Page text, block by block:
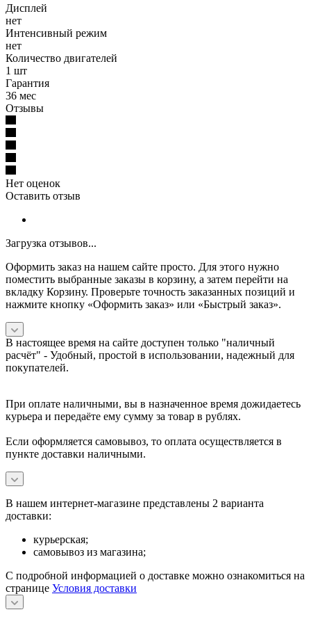
Дисплей
нет
Интенсивный режим
нет
Количество двигателей
1 шт
Гарантия
36 мес
Отзывы
Нет оценок
Оставить отзыв
Загрузка отзывов...
Оформить заказ на нашем сайте просто. Для этого нужно
поместить выбранные заказы в корзину, а затем перейти на
вкладку Корзину. Проверьте точность заказанных позиций и
нажмите кнопку «Оформить заказ» или «Быстрый заказ».
В настоящее время на сайте доступен только "наличный
расчёт" - Удобный, простой в использовании, надежный для
покупателей.
При оплате наличными, вы в назначенное время дожидаетесь
курьера и передаёте ему сумму за товар в рублях.
Если оформляется самовывоз, то оплата осуществляется в
пункте доставки наличными.
В нашем интернет-магазине представлены 2 варианта
доставки:
курьерская;
самовывоз из магазина;
С подробной информацией о доставке можно ознакомиться на
странице Условия доставки